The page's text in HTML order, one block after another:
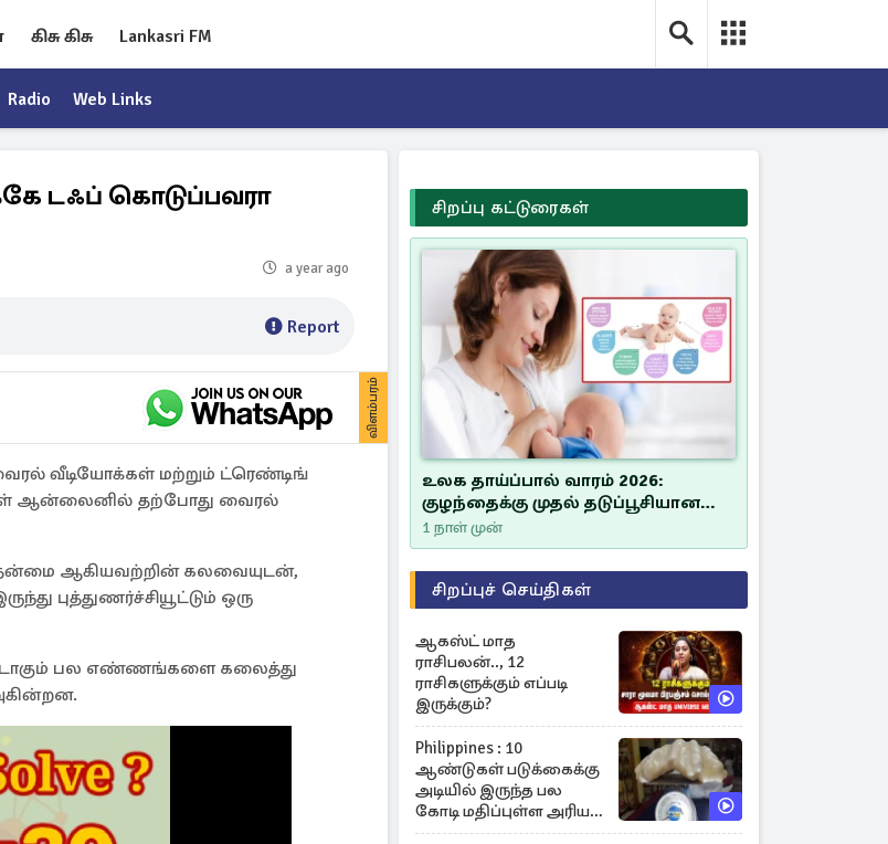
கிசு கிசு Lankasri FM
Radio Web Links
டஃப் கொடுப்பவரா
a year ago
Report
விளம்பரம்
வீடியோக்கள் மற்றும் ட்ரெண்டிங்
ஆன்லைனில் தற்போது வைரல்
தன்மை ஆகியவற்றின் கலவையுடன்,
புத்துணர்ச்சியூட்டும் ஒரு
பல எண்ணங்களை கலைத்து
சிறப்பு கட்டுரைகள்
உலக தாய்ப்பால் வாரம் 2026:
குழந்தைக்கு முதல் தடுப்பூசியான
சீம்பாலின் முக்கியத்துவம்!
1 நாள் முன்
சிறப்புச் செய்திகள்
ஆகஸ்ட் மாத
ராசிபலன்.., 12
ராசிகளுக்கும் எப்படி
இருக்கும்?
Philippines : 10
ஆண்டுகள் படுக்கைக்கு
அடியில் இருந்த பல
கோடி மதிப்புள்ள அரிய
முத்து!